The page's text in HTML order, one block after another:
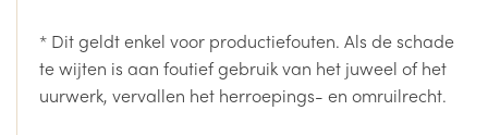
* Dit geldt enkel voor productiefouten. Als de schade
te wijten is aan foutief gebruik van het juweel of het
uurwerk, vervallen het herroepings- en omruilrecht.